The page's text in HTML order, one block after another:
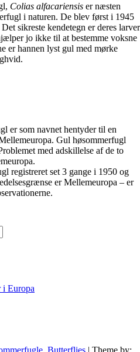
Colias alfacariensis er næsten
i naturen. De blev først i 1945
sikreste kendetegn er deres larver
jo ikke til at bestemme voksne
er hannen lyst gul med mørke
er som navnet hentyder til en
Gul høsommerfugl
med adskillelse af de to
registreret set 3 gange i 1950 og
er Mellemeuropa – er
i Europa